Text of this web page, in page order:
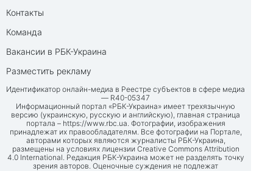
Контакты
Команда
Вакансии в РБК-Украина
Разместить рекламу
Идентификатор онлайн-медиа в Реестре субъектов в сфере медиа
— R40-05347
Информационный портал «РБК-Украина» имеет трехязычную
версию (украинскую, русскую и английскую), главная страница
портала – https://www.rbc.ua. Фотографии, изображения
принадлежат их правообладателям. Все фотографии на Портале,
авторами которых являются журналисты РБК-Украина,
размещены на условиях лицензии Creative Commons Attribution
4.0 International. Редакция РБК-Украина может не разделять точку
зрения авторов. Оценочные суждения не подлежат